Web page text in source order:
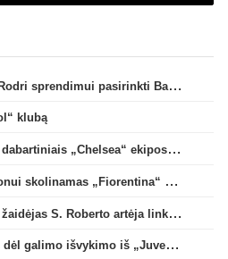
Paaiškėjo, kas turėjo įtakos Rodri sprendimui pasirinkti Barselonos pusę
klubą
X. Alonso: „Esu patenkintas dabartiniais „Chelsea“ ekipos vartininkais“
F. Mastanuono oficialiai sezonui skolinamas „Fiorentina“ ekipai
Buvęs ilgametis„Barcelona“ žaidėjas S. Roberto artėja link persikėlimo į MLS
G. Bremeris paneigė gandus dėl galimo išvykimo iš „Juventus“ klubo